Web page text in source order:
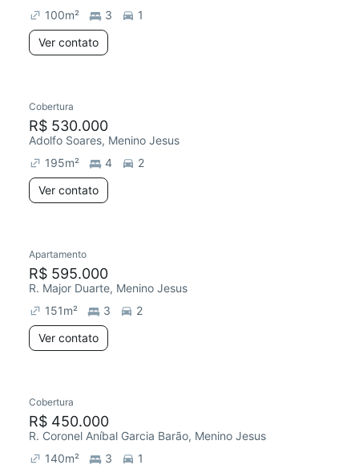
100m² 3
1
Ver contato
Redecorar
Cobertura
R$ 530.000
Adolfo Soares, Menino Jesus
195m² 4
2
Ver contato
Chegou este mês
Apartamento
R$ 595.000
R. Major Duarte, Menino Jesus
151m² 3
2
Ver contato
Chegou este mês
Cobertura
R$ 450.000
R. Coronel Aníbal Garcia Barão, Menino Jesus
140m² 3
1